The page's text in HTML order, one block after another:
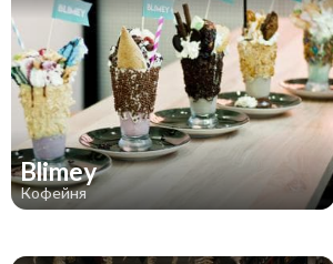
Blimey
Кофейня